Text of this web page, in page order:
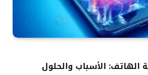
الأسباب والحلول